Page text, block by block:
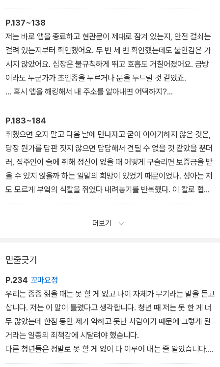
〈분실〉
P.137~138
저는 바로 앱을 종료하고 현관문이 제대로 잠겨 있는지, 안전 걸쇠는
걸려 있는지부터 확인했어요. 두 번 세 번 확인했는데도 불안감은 가
시지 않았어요. 심장은 불규칙하게 뛰고 호흡도 거칠어졌어요. 금방
이라도 누군가가 초인종을 누르거나 문을 두드릴 것 같았죠.
… 혹시 앱을 해킹해서 내 주소를 알아내면 어떡하지?
아니, 애초에 나를 아는 사람이 지금껏 장난을 쳤던 거라면?
〈Not Alone〉
P.183~184
취했으면 오지 말고 다음 날에 만나자고 굳이 이야기하지 않은 것은,
당장 뭔가를 담판 짓지 않으면 답답해서 견딜 수 없을 것 같았을 뿐더
러, 집주인이 술에 취해 정신이 없을 때 어떻게 구슬리면 보증금을 받
을 수 있지 않을까 하는 일말의 희망이 있었기 때문이었다. 성아는 저
도 모르게 부엌의 식칼을 쥐었다 내려놓기를 반복했다. 이 칼로 협박
을 한다면, 가능할까? 헛웃음이 비어져 나왔다. 이렇게까지 매달려야
더보기
밑줄긋기
P.234 꼬마요정
우리는 종종 젊을 때는 못 할 게 없고 나이 자체가 무기라는 말을 듣고
삽니다. 저는 이 말이 틀렸다고 생각합니다. 청년 때 저는 못 한 게 너
무 많았는데 한참 동안 제가 약하고 못난 사람이기 때문에 그렇게 된
거라는 일종의 죄책감에 시달려야 했습니다.
다른 청년들은 정말로 못 할 게 없이 다 이루어 내는 줄 알았습니다.
아니었습니다. 아무리 젊어도 못 하는 건 못 하는 거였고, 만약 못 할